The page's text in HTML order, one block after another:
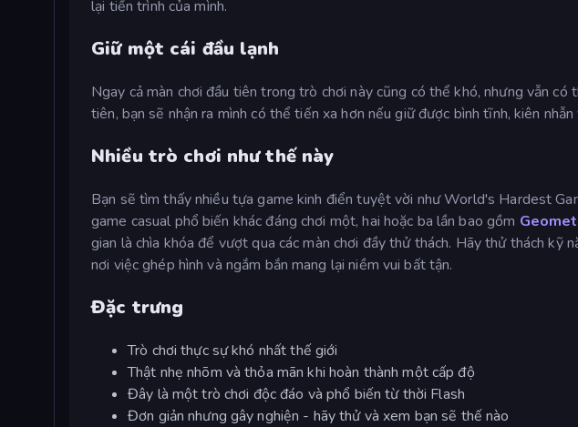
lại tiến trình của mình.
Giữ một cái đầu lạnh
Ngay cả màn chơi đầu tiên trong trò chơi này cũng có thể khó, nhưng vẫn
tiên, bạn sẽ nhận ra mình có thể tiến xa hơn nếu giữ được bình tĩnh, kiên
Nhiều trò chơi như thế này
Bạn sẽ tìm thấy nhiều tựa game kinh điển tuyệt vời như World's Hardest
game casual phổ biến khác đáng chơi một, hai hoặc ba lần bao gồm
gian là chìa khóa để vượt qua các màn chơi đầy thử thách. Hãy thử thách kỹ
nơi việc ghép hình và ngắm bắn mang lại niềm vui bất tận.
Đặc trưng
Trò chơi thực sự khó nhất thế giới
Thật nhẹ nhõm và thỏa mãn khi hoàn thành một cấp độ
Đây là một trò chơi độc đáo và phổ biến từ thời Flash
Đơn giản nhưng gây nghiện - hãy thử và xem bạn sẽ thế nào